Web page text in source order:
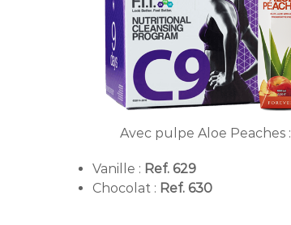
Avec pulpe Aloe Peaches :
Vanille : Ref. 629
Chocolat : Ref. 630